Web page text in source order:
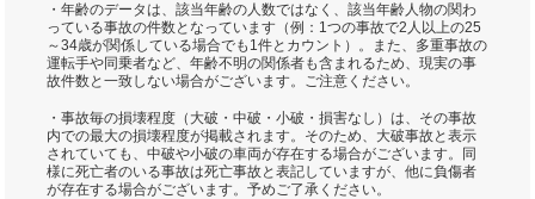
・年齢のデータは、該当年齢の人数ではなく、該当年齢人物の関わ
っている事故の件数となっています（例：1つの事故で2人以上の25
～34歳が関係している場合でも1件とカウント）。また、多重事故の
運転手や同乗者など、年齢不明の関係者も含まれるため、現実の事
故件数と一致しない場合がございます。ご注意ください。
・事故毎の損壊程度（大破・中破・小破・損害なし）は、その事故
内での最大の損壊程度が掲載されます。そのため、大破事故と表示
されていても、中破や小破の車両が存在する場合がございます。同
様に死亡者のいる事故は死亡事故と表記していますが、他に負傷者
が存在する場合がございます。予めご了承ください。